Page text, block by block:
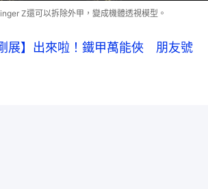
Z還可以拆除外甲，變成機體透視模型。
展】出來啦！鐵甲萬能俠 朋友號